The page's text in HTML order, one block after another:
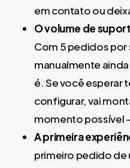
em contato ou
O volume de
Com 5 pedidos
manualmente
é. Se você esperar
configurar, vai
momento possível
A primeira
primeiro pedido